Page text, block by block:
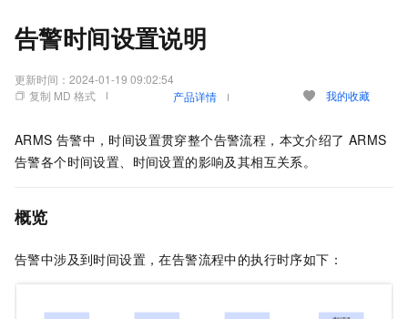
告警时间设置说明
更新时间： 2024-01-19 09:02:54
复制 MD 格式
产品详情 我的收藏
ARMS 告警中，时间设置贯穿整个告警流程，本文介绍了 ARMS
告警各个时间设置、时间设置的影响及其相互关系。
概览
告警中涉及到时间设置，在告警流程中的执行时序如下：